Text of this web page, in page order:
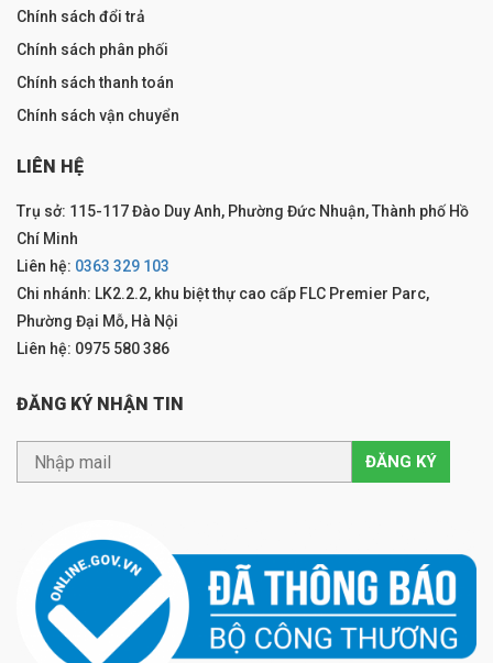
Chính sách đổi trả
Chính sách phân phối
Chính sách thanh toán
Chính sách vận chuyển
LIÊN HỆ
Trụ sở: 115-117 Đào Duy Anh, Phường Đức Nhuận, Thành phố Hồ
Chí Minh
Liên hệ: 0363 329 103
Chi nhánh: LK2.2.2, khu biệt thự cao cấp FLC Premier Parc,
Phường Đại Mỗ, Hà Nội
Liên hệ: 0975 580 386
ĐĂNG KÝ NHẬN TIN